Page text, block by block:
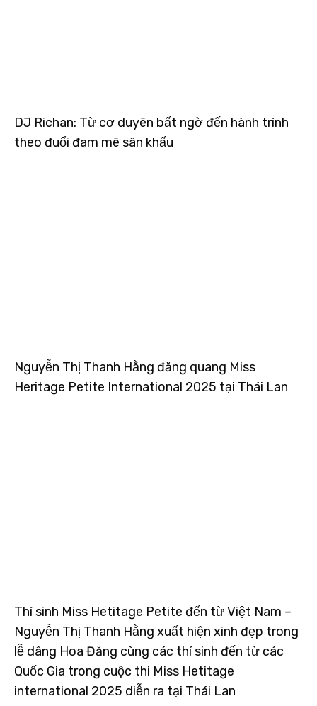
DJ Richan: Từ cơ duyên bất ngờ đến hành trình
theo đuổi đam mê sân khấu
Nguyễn Thị Thanh Hằng đăng quang Miss
Heritage Petite International 2025 tại Thái Lan
Thí sinh Miss Hetitage Petite đến từ Việt Nam –
Nguyễn Thị Thanh Hằng xuất hiện xinh đẹp trong
lễ dâng Hoa Đăng cùng các thí sinh đến từ các
Quốc Gia trong cuộc thi Miss Hetitage
international 2025 diễn ra tại Thái Lan